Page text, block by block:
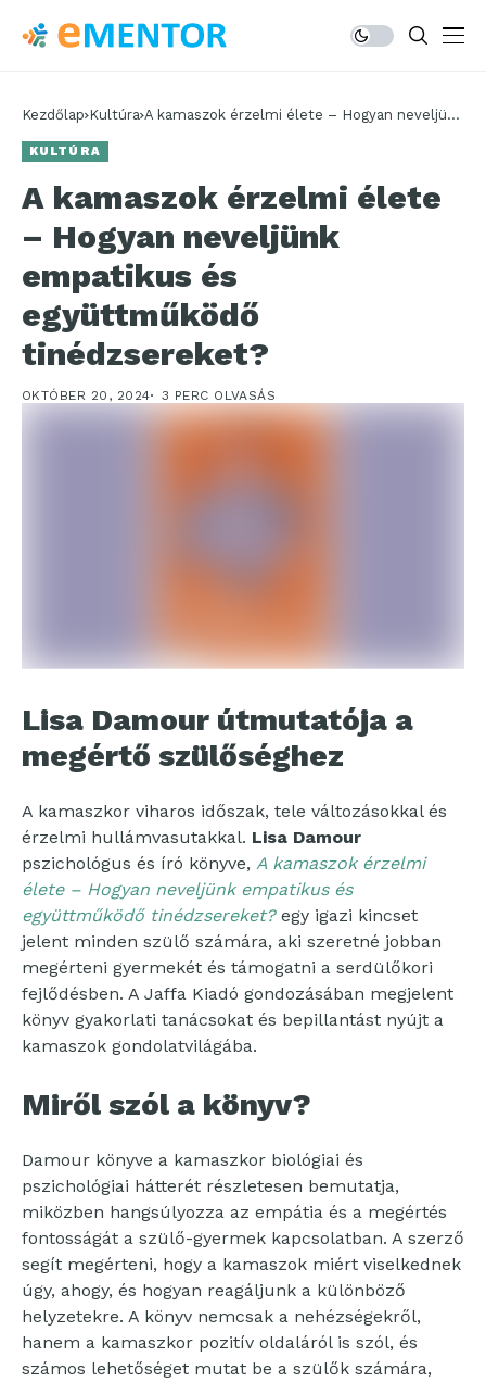
Kezdőlap Kultúra A kamaszok érzelmi élete – Hogyan neveljünk
KULTÚRA
A kamaszok érzelmi élete
– Hogyan neveljünk
empatikus és
együttműködő
tinédzsereket?
OKTÓBER 20, 2024 3 PERC OLVASÁS
Lisa Damour útmutatója a
megértő szülőséghez
A kamaszkor viharos időszak, tele változásokkal és
érzelmi hullámvasutakkal. Lisa Damour
pszichológus és író könyve, A kamaszok érzelmi
élete – Hogyan neveljünk empatikus és
együttműködő tinédzsereket?egy igazi kincset
jelent minden szülő számára, aki szeretné jobban
megérteni gyermekét és támogatni a serdülőkori
fejlődésben. A Jaffa Kiadó gondozásában megjelent
könyv gyakorlati tanácsokat és bepillantást nyújt a
kamaszok gondolatvilágába.
Miről szól a könyv?
Damour könyve a kamaszkor biológiai és
pszichológiai hátterét részletesen bemutatja,
miközben hangsúlyozza az empátia és a megértés
fontosságát a szülő-gyermek kapcsolatban. A szerző
segít megérteni, hogy a kamaszok miért viselkednek
úgy, ahogy, és hogyan reagáljunk a különböző
helyzetekre. A könyv nemcsak a nehézségekről,
hanem a kamaszkor pozitív oldaláról is szól, és
számos lehetőséget mutat be a szülők számára,